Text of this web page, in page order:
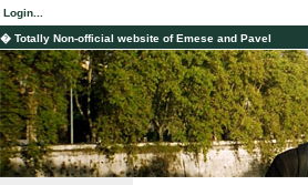
Login...
� Totally Non-official website of Emese and Pavel